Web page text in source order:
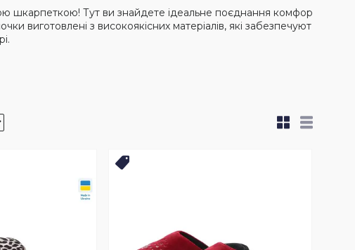
шкарпеткою! Тут ви знайдете ідеальне поєднання комфор
виготовлені з високоякісних матеріалів, які забезпечуют